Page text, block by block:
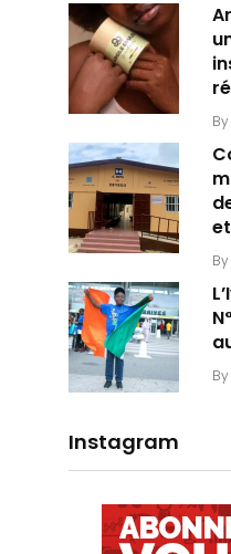
Reine des
By
By
By
Instagram